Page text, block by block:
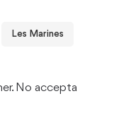
Les Marines
No accepta